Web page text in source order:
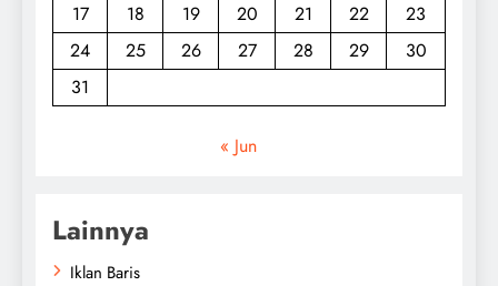
17
18 19 20 21 22
23
24
25 26 27 28 29
30
31
« Jun
Lainnya
Iklan Baris